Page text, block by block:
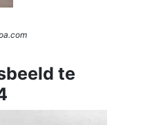
te